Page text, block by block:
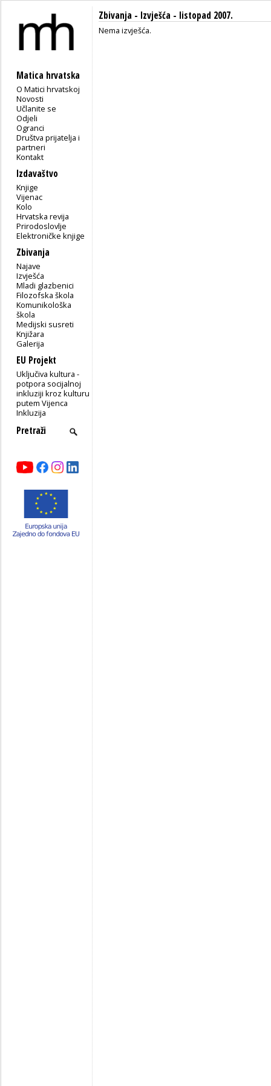
Matica hrvatska
O Matici hrvatskoj
Novosti
Učlanite se
Odjeli
Ogranci
Društva prijatelja i
partneri
Kontakt
Izdavaštvo
Knjige
Vijenac
Kolo
Hrvatska revija
Prirodoslovlje
Elektroničke knjige
Zbivanja
Najave
Izvješća
Mladi glazbenici
Filozofska škola
Komunikološka
škola
Medijski susreti
Knjižara
Galerija
EU Projekt
Uključiva kultura -
potpora socijalnoj
inkluziji kroz kulturu
putem Vijenca
Inkluzija
Zbivanja - Izvješća - listopad 2007.
Nema izvješća.